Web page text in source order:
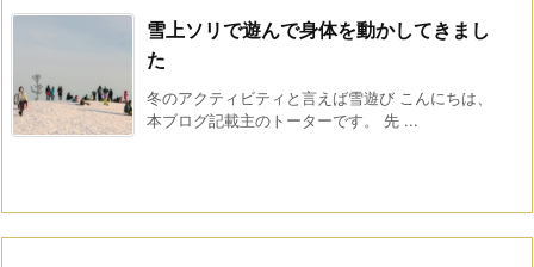
雪上ソリで遊んで身体を動かしてきまし
た
冬のアクティビティと言えば雪遊び こんにちは、
本ブログ記載主のトーターです。 先 ...